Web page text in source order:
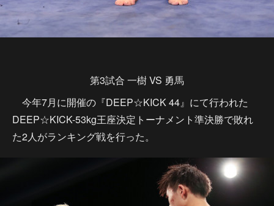
第3試合 一樹 VS 勇馬
今年7月に開催の『DEEP☆KICK 44』にて行われた
DEEP☆KICK-53kg王座決定トーナメント準決勝で敗れ
た2人がランキング戦を行った。